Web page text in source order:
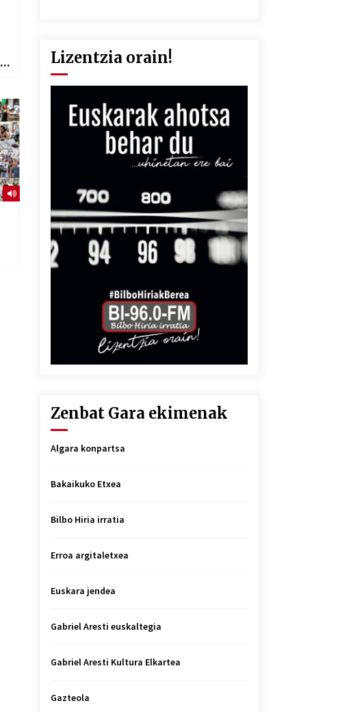
Lizentzia orain!
Zenbat Gara ekimenak
Algara konpartsa
Bakaikuko Etxea
Bilbo Hiria irratia
Erroa argitaletxea
Euskara jendea
Gabriel Aresti euskaltegia
Gabriel Aresti Kultura Elkartea
Gazteola